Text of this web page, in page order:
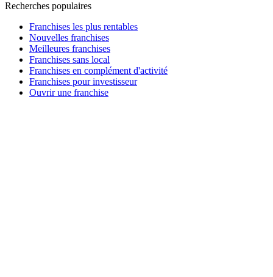
Recherches populaires
Franchises les plus rentables
Nouvelles franchises
Meilleures franchises
Franchises sans local
Franchises en complément d'activité
Franchises pour investisseur
Ouvrir une franchise